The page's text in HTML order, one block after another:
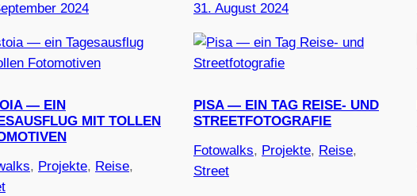
2024
— EIN
MIT TOLLEN
, Projekte, Reise
31. August 2024
PISA — EIN TAG REISE- UND
STREETFOTOGRAFIE
Fotowalks, Projekte, Reise
Street